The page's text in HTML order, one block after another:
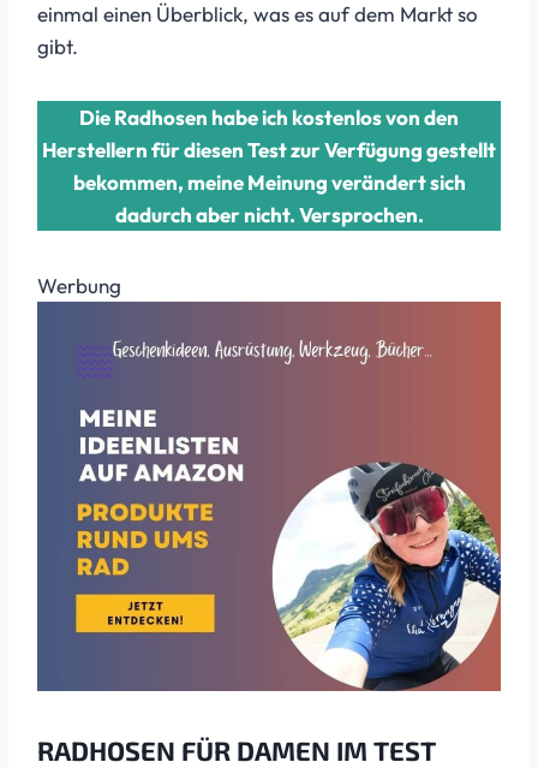
einmal einen Überblick, was es auf dem Markt so
gibt.
Die Radhosen habe ich kostenlos von den
Herstellern für diesen Test zur Verfügung gestellt
bekommen, meine Meinung verändert sich
dadurch aber nicht. Versprochen.
Werbung
RADHOSEN FÜR DAMEN IM TEST